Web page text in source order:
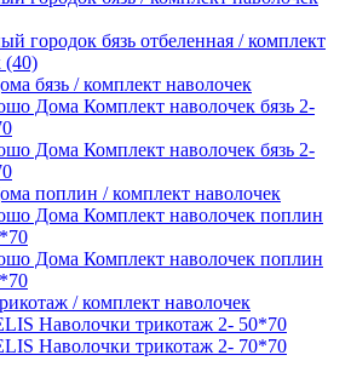
городок бязь отбеленная / комплект
(40)
бязь / комплект наволочек
Дома Комплект наволочек бязь 2-
Дома Комплект наволочек бязь 2-
поплин / комплект наволочек
Дома Комплект наволочек поплин
Дома Комплект наволочек поплин
/ комплект наволочек
Наволочки трикотаж 2- 50*70
Наволочки трикотаж 2- 70*70